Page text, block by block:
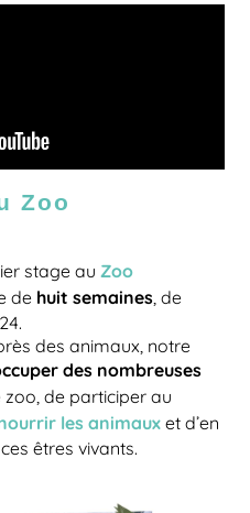
Zoo
stage au Zoo
de huit semaines , de
des animaux, notre
des nombreuses
zoo, de participer au
les animauxet d’en
êtres vivants.